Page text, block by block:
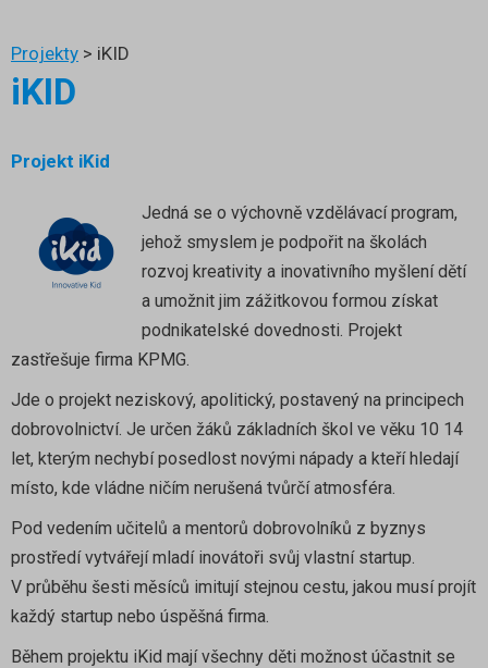
Projekty > iKID
iKID
Projekt iKid
Jedná se o výchovně vzdělávací program,
jehož smyslem je podpořit na školách
rozvoj kreativity a inovativního myšlení dětí
a umožnit jim zážitkovou formou získat
podnikatelské dovednosti. Projekt
zastřešuje firma KPMG.
Jde o projekt neziskový, apolitický, postavený na principech
dobrovolnictví. Je určen žáků základních škol ve věku 10 14
let, kterým nechybí posedlost novými nápady a kteří hledají
místo, kde vládne ničím nerušená tvůrčí atmosféra.
Pod vedením učitelů a mentorů dobrovolníků z byznys
prostředí vytvářejí mladí inovátoři svůj vlastní startup.
V průběhu šesti měsíců imitují stejnou cestu, jakou musí projít
každý startup nebo úspěšná firma.
Během projektu iKid mají všechny děti možnost účastnit se